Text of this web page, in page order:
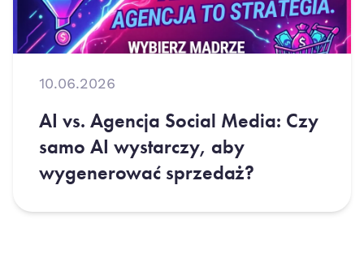
10.06.2026
AI vs. Agencja Social Media: Czy
samo AI wystarczy, aby
wygenerować sprzedaż?